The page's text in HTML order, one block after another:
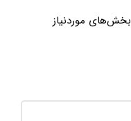
بخش‌های موردنیاز